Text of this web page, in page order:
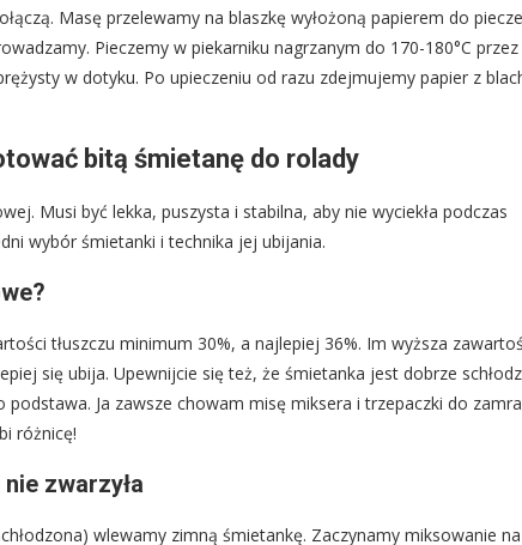
Masę przelewamy na blaszkę wyłożoną papierem do
Pieczemy w piekarniku nagrzanym do 170-180°C przez
w dotyku. Po upieczeniu od razu zdejmujemy papier z
bitą śmietanę do rolady
Musi być lekka, puszysta i stabilna, aby nie wyciekła podczas
wybór śmietanki i technika jej ubijania.
tłuszczu minimum 30%, a najlepiej 36%. Im wyższa
się ubija. Upewnijcie się też, że śmietanka jest dobrze
Ja zawsze chowam misę miksera i trzepaczki do
różnicę!
zwarzyła
wlewamy zimną śmietankę. Zaczynamy miksowanie na